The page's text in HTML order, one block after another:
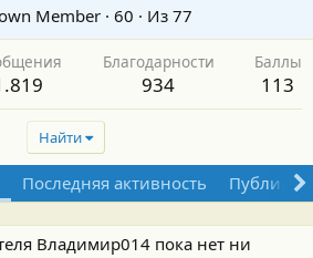
Member · 60 · Из 77
Благодарности
934
Баллы
113
Найти
Последняя активность
Владимир014 пока нет ни